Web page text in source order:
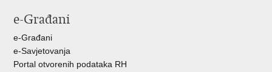
FacebookuTwitteru
e-Građani
e-Građani
e-Savjetovanja
Portal otvorenih podataka RH